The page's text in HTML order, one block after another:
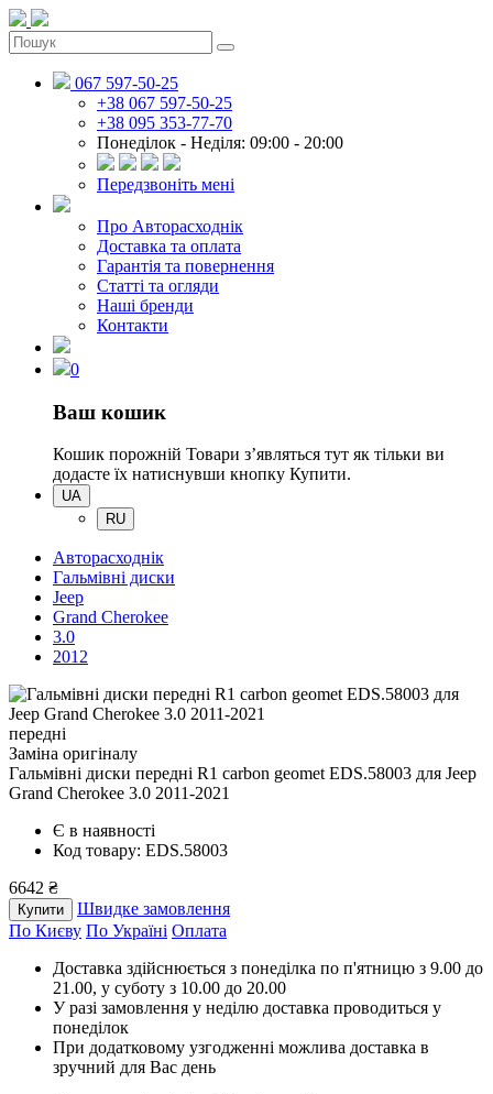
067 597-50-25
+38 067 597-50-25
+38 095 353-77-70
Понеділок - Неділя: 09:00 - 20:00
Передзвоніть мені
Про Авторасходнік
Доставка та оплата
Гарантія та повернення
Статті та огляди
Наші бренди
Контакти
0
Ваш кошик
Кошик порожній Товари зʼявляться тут як тільки ви
додасте їх натиснувши кнопку Купити.
UA
RU
Авторасходнік
Гальмівні диски
Jeep
Grand Cherokee
3.0
2012
передні
Заміна оригіналу
Гальмівні диски передні R1 carbon geomet EDS.58003 для Jeep
Grand Cherokee 3.0 2011-2021
Є в наявності
Код товару: EDS.58003
6642 ₴
Купити
Швидке замовлення
По Києву По Україні Оплата
Доставка здійснюється з понеділка по п'ятницю з 9.00 до
21.00, у суботу з 10.00 до 20.00
У разі замовлення у неділю доставка проводиться у
понеділок
При додатковому узгодженні можлива доставка в
зручний для Вас день